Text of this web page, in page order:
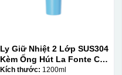
Ly Giữ Nhiệt 2 Lớp SUS304
Kèm Ống Hút La Fonte Có
Tay Cầm 1200ml
Kích thước: 1200ml